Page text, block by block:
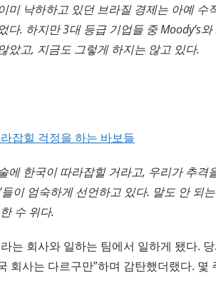
미 낙하하고 있던 브라질 경제는 아예 수
다. 하지만 3대 등급 기업들 중 Moody’s
았고, 지금도 그렇게 하지는 않고 있다.
잡힐 걱정을 하는 바보들
에 한국이 따라잡힐 거라고, 우리가 추격
들이 엄숙하게 선언하고 있다. 말도 안 되
수 위다.
는 회사와 일하는 팀에서 일하게 됐다.
회사는 다르구만”하며 감탄했더랬다.